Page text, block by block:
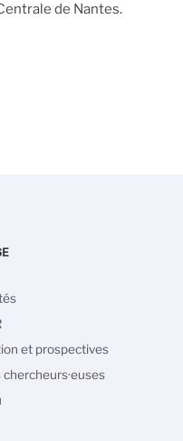
de Nantes.
et prospectives
chercheurs·euses